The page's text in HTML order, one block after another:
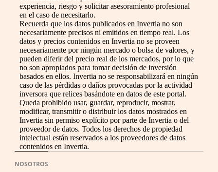
experiencia, riesgo y solicitar asesoramiento profesional
en el caso de necesitarlo.
Recuerda que los datos publicados en Invertia no son
necesariamente precisos ni emitidos en tiempo real. Los
datos y precios contenidos en Invertia no se proveen
necesariamente por ningún mercado o bolsa de valores, y
pueden diferir del precio real de los mercados, por lo que
no son apropiados para tomar decisión de inversión
basados en ellos. Invertia no se responsabilizará en ningún
caso de las pérdidas o daños provocadas por la actividad
inversora que relices basándote en datos de este portal.
Queda prohibido usar, guardar, reproducir, mostrar,
modificar, transmitir o distribuir los datos mostrados en
Invertia sin permiso explícito por parte de Invertia o del
proveedor de datos. Todos los derechos de propiedad
intelectual están reservados a los proveedores de datos
contenidos en Invertia.
NOSOTROS